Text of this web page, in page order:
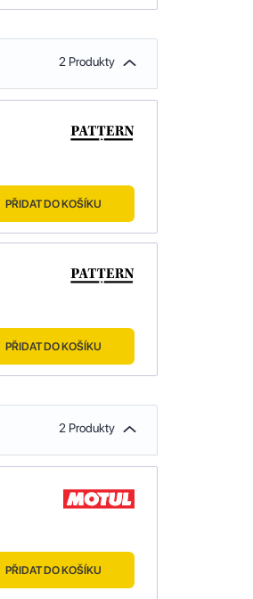
2 Produkty
PŘIDAT DO KOŠÍKU
PŘIDAT DO KOŠÍKU
2 Produkty
PŘIDAT DO KOŠÍKU